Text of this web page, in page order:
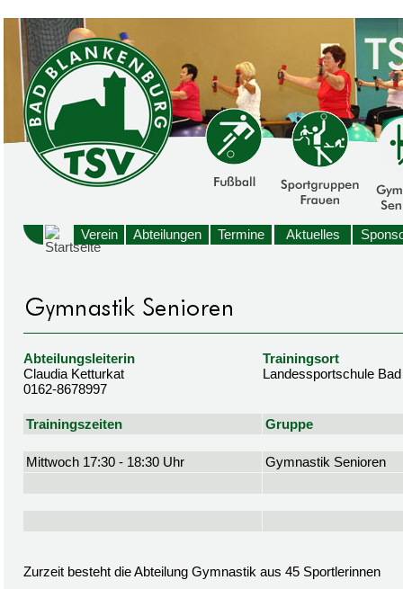
Verein Abteilungen Termine Aktuelles
Abteilungsleiterin
Claudia Ketturkat
0162-8678997
Trainingsort
Landessportschule
Trainingszeiten Gruppe
Mittwoch 17:30 - 18:30 Uhr Gymnastik Senioren
Zurzeit besteht die Abteilung Gymnastik aus 45 Sportlerinnen